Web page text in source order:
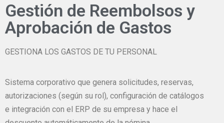
Gestión de Reembolsos y
Aprobación de Gastos
GESTIONA LOS GASTOS DE TU PERSONAL
Sistema corporativo que genera solicitudes, reservas,
autorizaciones (según su rol), configuración de catálogos
e integración con el ERP de su empresa y hace el